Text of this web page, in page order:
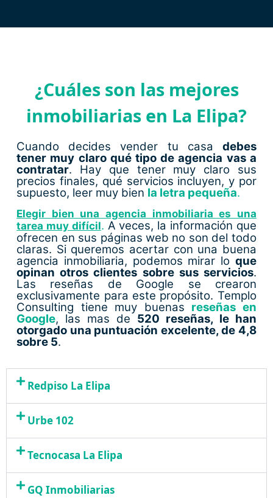
¿Cuáles son las mejores
inmobiliarias en La Elipa?
Cuando decides vender tu casa debes
tener muy claro qué tipo de agencia vas a
contratar. Hay que tener muy claro sus
precios finales, qué servicios incluyen, y por
supuesto, leer muy bien la letra pequeña.
Elegir bien una agencia inmobiliaria es una
tarea muy difícil. A veces, la información que
ofrecen en sus páginas web no son del todo
claras. Si queremos acertar con una buena
agencia inmobiliaria, podemos mirar lo que
opinan otros clientes sobre sus servicios.
Las reseñas de Google se crearon
exclusivamente para este propósito. Templo
Consulting tiene muy buenas reseñas en
Google, las mas de 520 reseñas, le han
otorgado una puntuación excelente, de 4,8
sobre 5.
Redpiso La Elipa
Urbe 102
Tecnocasa La Elipa
GQ Inmobiliarias